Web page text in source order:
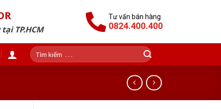
TP.HCM
Tư vấn bán hàng
0824.400.400
Tìm
kiếm: